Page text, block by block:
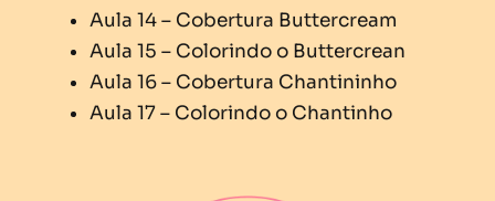
Aula 14 – Cobertura Buttercream
Aula 15 – Colorindo o Buttercrean
Aula 16 – Cobertura Chantininho
Aula 17 – Colorindo o Chantinho